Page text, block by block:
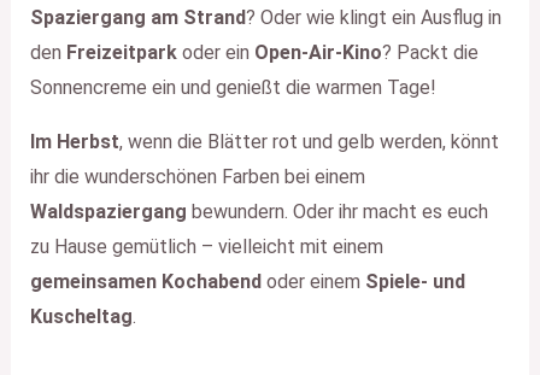
Spaziergang am Strand? Oder wie klingt ein Ausflug in
den Freizeitpark oder ein Open-Air-Kino? Packt die
Sonnencreme ein und genießt die warmen Tage!
Im Herbst, wenn die Blätter rot und gelb werden, könnt
ihr die wunderschönen Farben bei einem
Waldspaziergang bewundern. Oder ihr macht es euch
zu Hause gemütlich – vielleicht mit einem
gemeinsamen Kochabend oder einem Spiele- und
Kuscheltag.